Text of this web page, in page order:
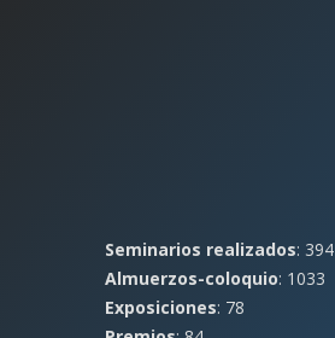
Seminarios realizados: 394
Almuerzos-coloquio: 1033
Exposiciones: 78